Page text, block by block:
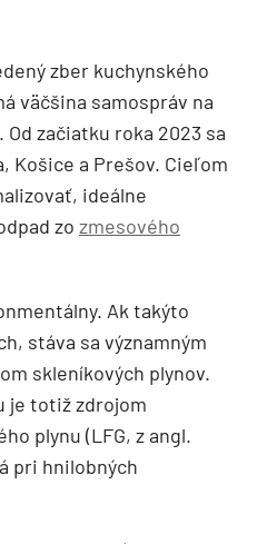
zber kuchynského
väčšina samospráv na
Od začiatku roka 2023 sa
Košice a Prešov. Cieľom
ideálne
zo zmesového
Ak takýto
stáva sa významným
skleníkových plynov.
je totiž zdrojom
plynu (LFG, z angl.
pri hnilobných